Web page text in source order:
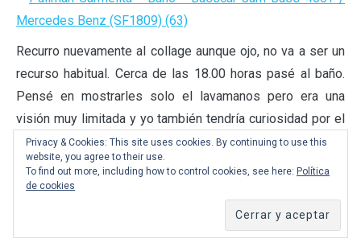
Recurro nuevamente al collage aunque ojo, no va a ser un
recurso habitual. Cerca de las 18.00 horas pasé al baño.
Pensé en mostrarles solo el lavamanos pero era una
visión muy limitada y yo también tendría curiosidad por el
resto del baño así que ahí lo ven. Me llamó la atención que
casi todo fuese de color azul jajaja. Por supuesto, como
en todo baño de bus es solo para orinar. De yapa, les dejé
un cruzamiento con otro bus de dos pisos de
Tur Bus
Privacy & Cookies: This site uses cookies. By continuing to use this
website, you agree to their use.
To find out more, including how to control cookies, see here: Política
de cookies